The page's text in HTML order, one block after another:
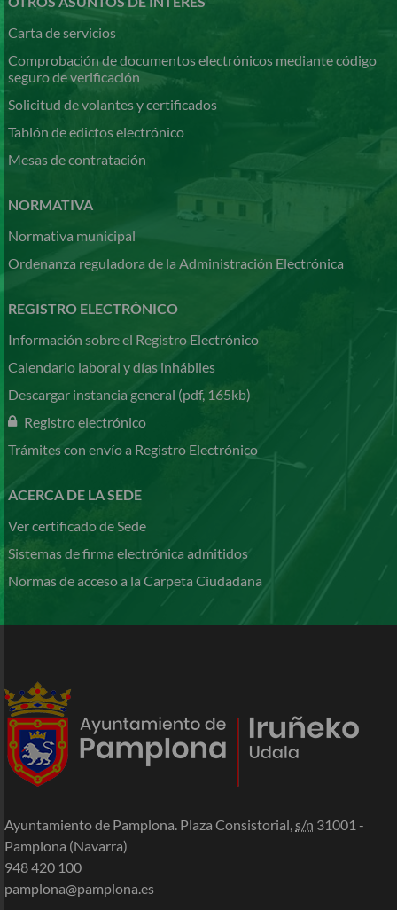
Carta de servicios
Comprobación de documentos electrónicos mediante código
seguro de verificación
Solicitud de volantes y certificados
Tablón de edictos electrónico
Mesas de contratación
NORMATIVA
Normativa municipal
Ordenanza reguladora de la Administración Electrónica
REGISTRO ELECTRÓNICO
Información sobre el Registro Electrónico
Calendario laboral y días inhábiles
Descargar instancia general (pdf, 165kb)
Registro electrónico
Trámites con envío a Registro Electrónico
ACERCA DE LA SEDE
Ver certificado de Sede
Sistemas de firma electrónica admitidos
Normas de acceso a la Carpeta Ciudadana
Ayuntamiento de Pamplona. Plaza Consistorial,s/n 31001 -
Pamplona (Navarra)
948 420 100
pamplona@pamplona.es